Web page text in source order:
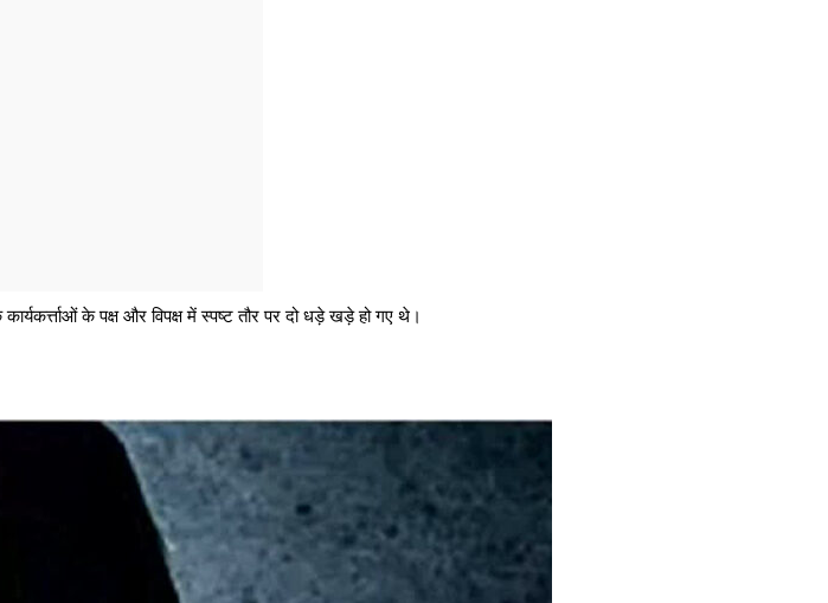
के पक्ष और विपक्ष में स्पष्ट तौर पर दो धड़े खड़े हो गए थे।